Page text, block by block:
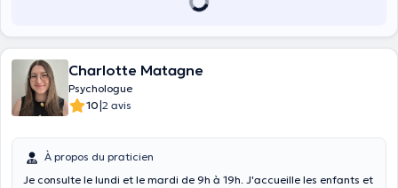
Charlotte Matagne
Psychologue
10|2 avis
À propos du praticien
Je consulte le lundi et le mardi de 9h à 19h. J'accueille les enfants et